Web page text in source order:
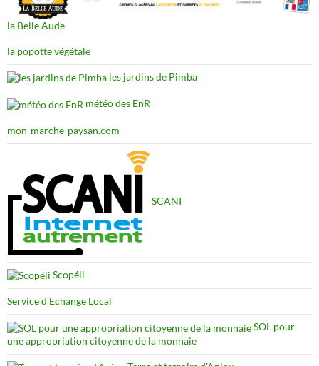
la Belle Aude
la popotte végétale
les jardins de Pimba
météo des EnR
mon-marche-paysan.com
SCANI
Scopéli
Service d'Echange Local
SOL pour
une appropriation citoyenne de la monnaie